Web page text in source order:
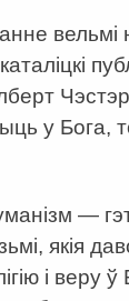
вельмі
у Бога,
—
якія
і веру